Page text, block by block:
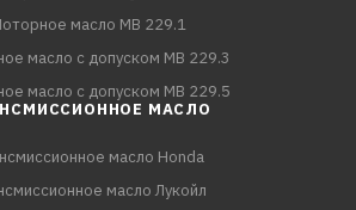
масло MB 229.1
масло с допуском MB 229.3
масло с допуском MB 229.5
МАСЛО
масло Honda
масло Лукойл